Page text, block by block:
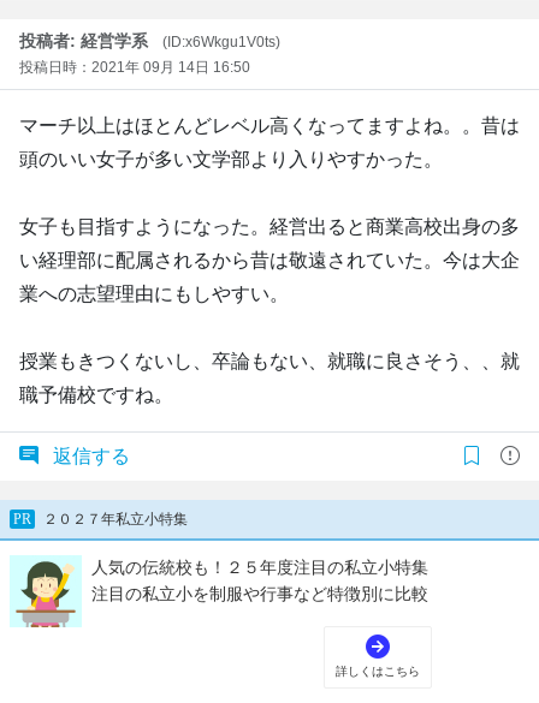
投稿者: 経営学系
(ID:x6Wkgu1V0ts)
投稿日時：2021年 09月 14日 16:50
マーチ以上はほとんどレベル高くなってますよね。。昔は
頭のいい女子が多い文学部より入りやすかった。
女子も目指すようになった。経営出ると商業高校出身の多
い経理部に配属されるから昔は敬遠されていた。今は大企
業への志望理由にもしやすい。
授業もきつくないし、卒論もない、就職に良さそう、、就
職予備校ですね。
返信する